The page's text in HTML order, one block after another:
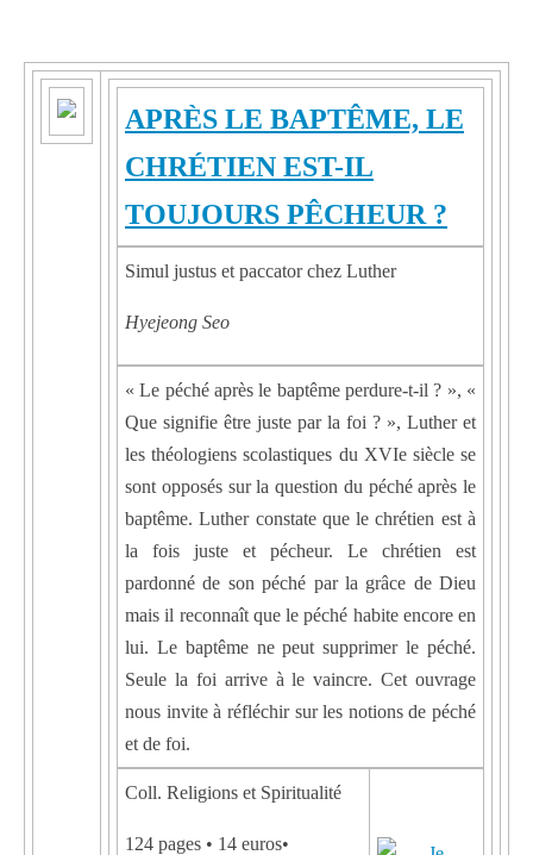
APRÈS LE BAPTÊME, LE
CHRÉTIEN EST-IL
TOUJOURS PÊCHEUR ?
Simul justus et paccator chez Luther
Hyejeong Seo
« Le péché après le baptême perdure-t-il ? », «
Que signifie être juste par la foi ? », Luther et
les théologiens scolastiques du XVIe siècle se
sont opposés sur la question du péché après le
baptême. Luther constate que le chrétien est à
la fois juste et pécheur. Le chrétien est
pardonné de son péché par la grâce de Dieu
mais il reconnaît que le péché habite encore en
lui. Le baptême ne peut supprimer le péché.
Seule la foi arrive à le vaincre. Cet ouvrage
nous invite à réfléchir sur les notions de péché
et de foi.
Coll. Religions et Spiritualité
124 pages • 14 euros•